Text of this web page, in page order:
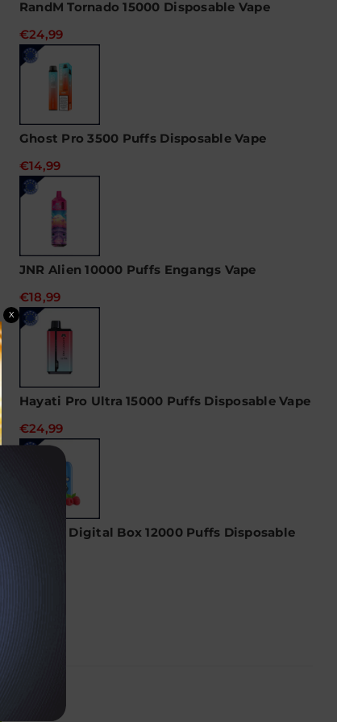
RandM Tornado 15000 Disposable Vape
€24,99
Ghost Pro 3500 Puffs Disposable Vape
€14,99
JNR Alien 10000 Puffs Engangs Vape
€18,99
Hayati Pro Ultra 15000 Puffs Disposable Vape
€24,99
RAndM Digital Box 12000 Puffs Disposable
X